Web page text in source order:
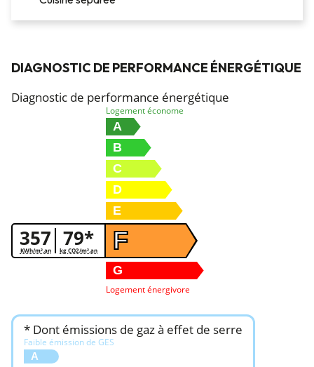
DIAGNOSTIC DE PERFORMANCE ÉNERGÉTIQUE
Diagnostic de performance énergétique
357
KWh/m².an 79*
kg CO2/m².an
Logement économe
A
B
C
D
E
F
G
Logement énergivore
* Dont émissions de gaz à effet de serre
Faible émission de GES
A